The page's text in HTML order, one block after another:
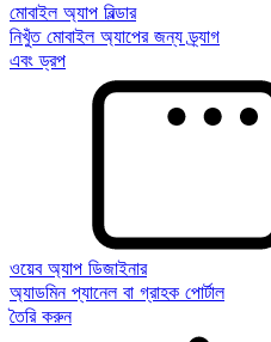
মোবাইল অ্যাপ বিল্ডার
নিখুঁত মোবাইল অ্যাপের জন্য ড্র্যাগ
এবং ড্রপ
ওয়েব অ্যাপ ডিজাইনার
অ্যাডমিন প্যানেল বা গ্রাহক পোর্টাল
তৈরি করুন